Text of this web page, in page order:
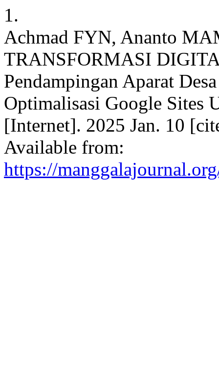
1.
Achmad FYN, Ananto
TRANSFORMASI
Pendampingan Aparat
Optimalisasi Google Sites
[Internet]. 2025 Jan. 10
Available from:
https://